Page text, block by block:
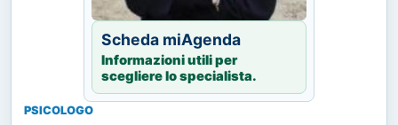
Scheda miAgenda
Informazioni utili per
scegliere lo specialista.
PSICOLOGO